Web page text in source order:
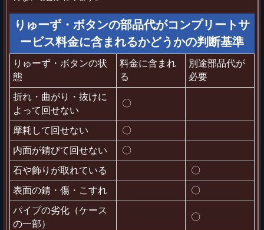
りゅーず・ボタンの部品代がコンプリートサ
ービス料金に含まれるかどうかの判断基準
りゅーず・ボタンの状
態
料金に含まれ
る
別途部品代が
必要
折れ・曲がり・抜けに
よって回せない
〇
摩耗して回せない
〇
内面が錆びて回せない
〇
石や飾りが取れている
〇
表面の錆・傷・こすれ
〇
パイプの劣化（ケース
の一部）
〇